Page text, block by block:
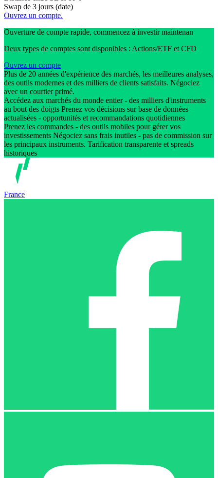
Swap de 3 jours (date)
Ouvrez un compte.
Ouverture de compte rapide, commencez à investir maintenan
Deux types de comptes sont disponibles : Actions/ETF et CFD
Ouvrez un compte
Plus de 20 années d'expérience des marchés, les meilleures analyses,
des outils modernes et des milliers de clients satisfaits. Négociez
avec un courtier primé.
Accédez aux marchés du monde entier - des milliers d'instruments
au bout des doigts Prenez vos décisions sur base de données
actualisées - opportunités et recommandations quotidiennes
Prenez les commandes - des outils mobiles pour gérer vos
investissements Négociez sans frais inutiles - pas de commission sur
les principaux instruments. Tarification transparente et spreads
historiques
France